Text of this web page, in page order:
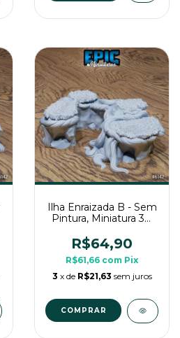
Ilha Enraizada B - Sem
Pintura, Miniatura 3D
Mesa
R$64,90
R$61,66 com Pix
3 x de R$21,63 sem juros